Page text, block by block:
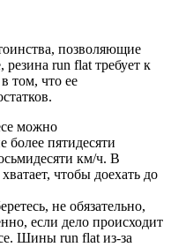
позволяющие
резина run flat требует к
том, что ее
можно
более пятидесяти
км/ч. В
чтобы доехать до
не обязательно,
если дело происходит
Шины run flat из-за